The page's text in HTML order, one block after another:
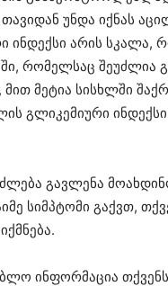
უნდა იქნას
ინდექსი არის სკალა,
რომელსაც
მეტია სისხლში
გლიკემიური
გავლენა
სიმპტომი გაქვთ,
ინფორმაცია